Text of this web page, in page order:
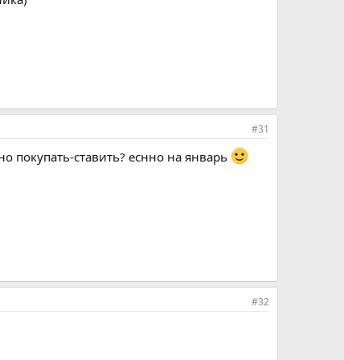
#31
покупать-ставить? еснно на январь
#32